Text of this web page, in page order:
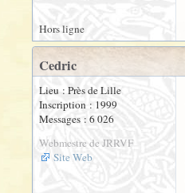
Hors ligne
Cedric
Lieu : Près de Lille
Inscription : 1999
Messages : 6 026
Webmestre de JRRVF
Site Web